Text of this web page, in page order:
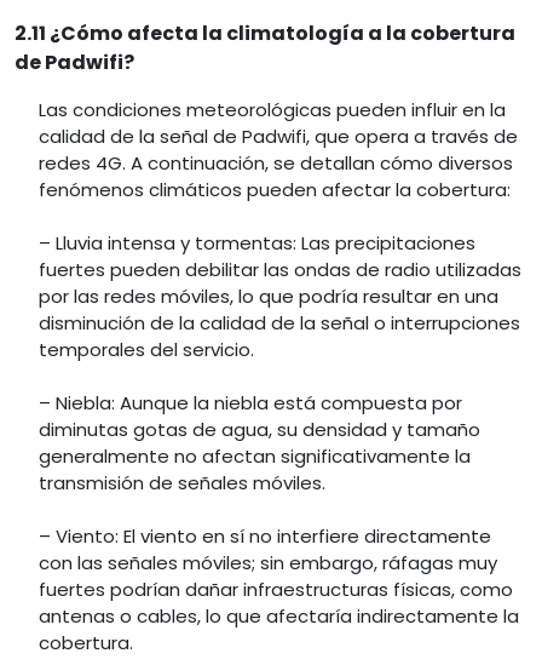
2.11 ¿Cómo afecta la climatología a la cobertura
de Padwifi?
Las condiciones meteorológicas pueden influir en la
calidad de la señal de Padwifi, que opera a través de
redes 4G. A continuación, se detallan cómo diversos
fenómenos climáticos pueden afectar la cobertura:
– Lluvia intensa y tormentas: Las precipitaciones
fuertes pueden debilitar las ondas de radio utilizadas
por las redes móviles, lo que podría resultar en una
disminución de la calidad de la señal o interrupciones
temporales del servicio.
– Niebla: Aunque la niebla está compuesta por
diminutas gotas de agua, su densidad y tamaño
generalmente no afectan significativamente la
transmisión de señales móviles.
– Viento: El viento en sí no interfiere directamente
con las señales móviles; sin embargo, ráfagas muy
fuertes podrían dañar infraestructuras físicas, como
antenas o cables, lo que afectaría indirectamente la
cobertura.